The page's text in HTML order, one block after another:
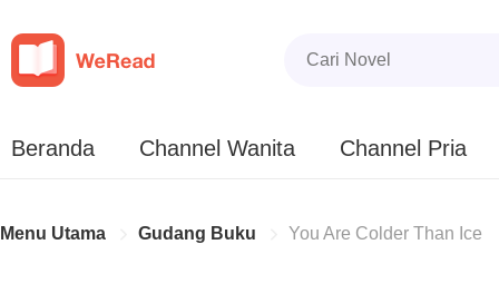
Beranda Channel Wanita Channel Pria
Menu Utama Gudang Buku You Are Colder Than Ice